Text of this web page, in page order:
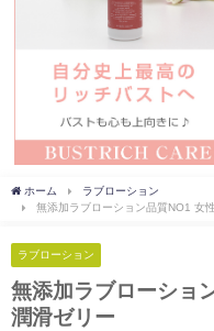
ホーム
ラブローション
無添加ラブローション品質NO1 女
ラブローション
無添加ラブローショ
潤滑ゼリー